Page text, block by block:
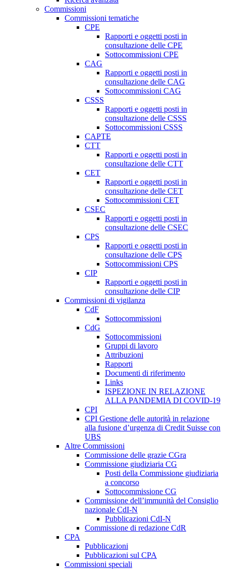
Commissioni
Commissioni tematiche
CPE
Rapporti e oggetti posti in
consultazione delle CPE
Sottocommissioni CPE
CAG
Rapporti e oggetti posti in
consultazione delle CAG
Sottocommissioni CAG
CSSS
Rapporti e oggetti posti in
consultazione delle CSSS
Sottocommissioni CSSS
CAPTE
CTT
Rapporti e oggetti posti in
consultazione delle CTT
CET
Rapporti e oggetti posti in
consultazione delle CET
Sottocommissioni CET
CSEC
Rapporti e oggetti posti in
consultazione delle CSEC
CPS
Rapporti e oggetti posti in
consultazione delle CPS
Sottocommissioni CPS
CIP
Rapporti e oggetti posti in
consultazione delle CIP
Commissioni di vigilanza
CdF
Sottocommissioni
CdG
Sottocommissioni
Gruppi di lavoro
Attribuzioni
Rapporti
Documenti di riferimento
Links
ISPEZIONE IN RELAZIONE
ALLA PANDEMIA DI COVID-19
CPI
CPI Gestione delle autorità in relazione
alla fusione d’urgenza di Credit Suisse con
UBS
Altre Commissioni
Commissione delle grazie CGra
Commissione giudiziaria CG
Posti della Commissione giudiziaria
a concorso
Sottocommissione CG
Commissione dell’immunità del Consiglio
nazionale CdI-N
Pubblicazioni CdI-N
Commissione di redazione CdR
CPA
Pubblicazioni
Pubblicazioni sul CPA
Commissioni speciali